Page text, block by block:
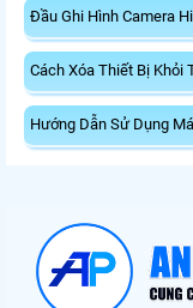
Đầu Ghi Hình Camera
Cách Xóa Thiết Bị Khỏi
Hướng Dẫn Sử Dụng